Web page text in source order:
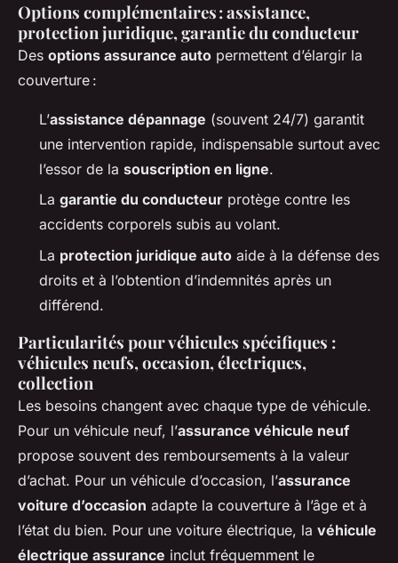
Options complémentaires : assistance,
protection juridique, garantie du conducteur
Des options assurance auto permettent d’élargir la
couverture :
L’assistance dépannage (souvent 24/7) garantit
une intervention rapide, indispensable surtout avec
l’essor de la souscription en ligne.
La garantie du conducteur protège contre les
accidents corporels subis au volant.
La protection juridique auto aide à la défense des
droits et à l’obtention d’indemnités après un
différend.
Particularités pour véhicules spécifiques :
véhicules neufs, occasion, électriques,
collection
Les besoins changent avec chaque type de véhicule.
Pour un véhicule neuf, l’assurance véhicule neuf
propose souvent des remboursements à la valeur
d’achat. Pour un véhicule d’occasion, l’assurance
voiture d’occasion adapte la couverture à l’âge et à
l’état du bien. Pour une voiture électrique, la véhicule
électrique assurance inclut fréquemment le